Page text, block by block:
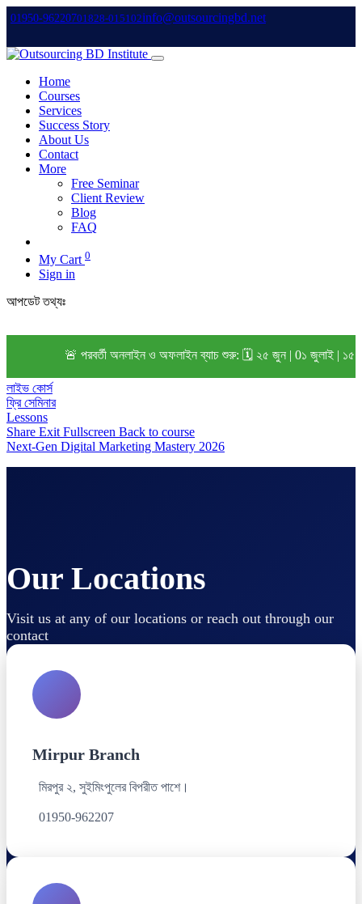
01950-96220701828-015102info@outsourcingbd.net
Home
Courses
Services
Success Story
About Us
Contact
More
Free Seminar
Client Review
Blog
FAQ
My Cart 0
Sign in
আপডেট তথ্যঃ
🚨 পরবর্তী অনলাইন ও অফলাইন ব্যাচ শুরু: 🗓️ ২৫ জুন | 0১ জুলাই | ১৫
লাইভ কোর্স
ফ্রি সেমিনার
Lessons
Share Exit Fullscreen Back to course
Next-Gen Digital Marketing Mastery 2026
Our Locations
Visit us at any of our locations or reach out through our
contact
Mirpur Branch
মিরপুর ২, সুইমিংপুলের বিপরীত পাশে।
01950-962207